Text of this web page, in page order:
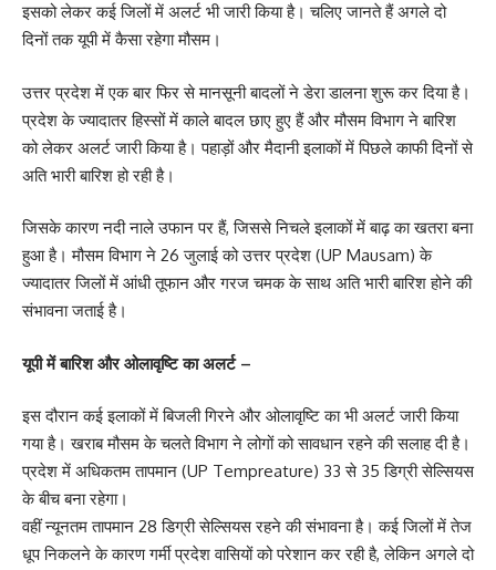
इसको लेकर कई जिलों में अलर्ट भी जारी किया है। चलिए जानते हैं अगले दो
दिनों तक यूपी में कैसा रहेगा मौसम।
उत्तर प्रदेश में एक बार फिर से मानसूनी बादलों ने डेरा डालना शुरू कर दिया है।
प्रदेश के ज्यादातर हिस्सों में काले बादल छाए हुए हैं और मौसम विभाग ने बारिश
को लेकर अलर्ट जारी किया है। पहाड़ों और मैदानी इलाकों में पिछले काफी दिनों से
अति भारी बारिश हो रही है।
जिसके कारण नदी नाले उफान पर हैं, जिससे निचले इलाकों में बाढ़ का खतरा बना
हुआ है। मौसम विभाग ने 26 जुलाई को उत्तर प्रदेश (UP Mausam) के
ज्यादातर जिलों में आंधी तूफान और गरज चमक के साथ अति भारी बारिश होने की
संभावना जताई है।
यूपी में बारिश और ओलावृष्टि का अलर्ट –
इस दौरान कई इलाकों में बिजली गिरने और ओलावृष्टि का भी अलर्ट जारी किया
गया है। खराब मौसम के चलते विभाग ने लोगों को सावधान रहने की सलाह दी है।
प्रदेश में अधिकतम तापमान (UP Tempreature) 33 से 35 डिग्री सेल्सियस
के बीच बना रहेगा।
वहीं न्यूनतम तापमान 28 डिग्री सेल्सियस रहने की संभावना है। कई जिलों में तेज
धूप निकलने के कारण गर्मी प्रदेश वासियों को परेशान कर रही है, लेकिन अगले दो